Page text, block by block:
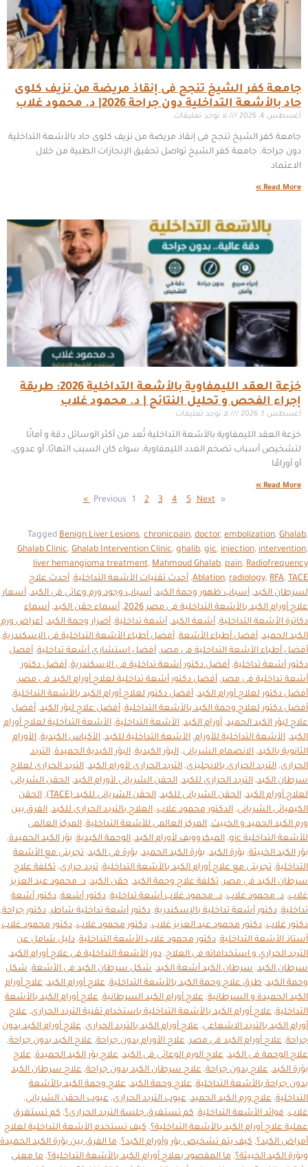
جامعة كفر الشيخ تنجح فى إنقاذ مريضة من نزيف كلوى
حاد بالأشعة التداخلية دون جراحة 2026| د. محمود غلاب
أغسطس 4, 2026 لا توجد تعليقات
جامعة كفر الشيخ تنجح فى إنقاذ مريضة من نزيف كلوى حاد بالأشعة التداخلية
دون جراحة. جامعة كفر الشيخ تواصل تحقيق الإنجازات الطبية من خلال
الاعتماد
Read More »
خزعة العقد الليمفاوية بالأشعة التداخلية 2026: طريقة
إجراء الفحص و تحليل النتائج | د. محمود غلاب
أغسطس 1, 2026 لا توجد تعليقات
خزعة العقد الليمفاوية بالأشعة التداخلية تُعد من أكثر الوسائل دقة و أمانًا
لتشخيص أسباب تضخم الغدد الليمفاوية، سواء كان السبب التهابًا، أو عدوى،
أو أورامًا
Read More »
« Previous
1 2 3 4 5 Next »
Tagged Benign Liver Lesions, chronicpain, doctor, embolization, Ghalab,
Ghalab Clinic, Ghalab Intervention Clinic, ghalib, gic, injection, intervention,
liver hemangioma treatment, Mahmoud Ghalab, pain, Radiofrequency
Ablation, radiology, RFA, TACE
, أحدث تقنيات الأشعة التداخلية, أحدث علاج
لسرطان الكبد, أسباب ظهور وحمة الكبد, أسباب وجود ورم وعائى فى الكبد, أسعار
علاج أورام الكبد بالأشعة التداخلية فى مصر 2026
, أسماء حقن الكبد, أسماء
دكاترة الأشعة التداخلية, أشعة الكبد, أشعة تداخلية, أضرار وحمة الكبد, أعراض ورم
الكبد الحميد, أفضل أطباء الأشعة, أفضل أطباء الأشعة التداخلية فى الإسكندرية,
أفضل أطباء الأشعة التداخلية فى مصر, أفضل استشارى أشعة تداخلية, أفضل
دكتور أشعة تداخلية, أفضل دكتور أشعة تداخلية فى الإسكندرية, أفضل دكتور
أشعة تداخلية فى مصر, أفضل دكتور أشعة تداخلية لعلاج أورام الكبد فى مصر,
أفضل دكتور لعلاج أورام الكبد, أفضل دكتور لعلاج أورام الكبد بالأشعة التداخلية,
أفضل دكتور لعلاج وحمة الكبد بالأشعة التداخلية, أفضل علاج لبؤر الكبد, أفضل
علاج لبؤر الكبد الحميد, أورام الكبد, الأشعة التداخلية, الأشعة التداخلية لعلاج أورام
الكبد, الأشعة التداخلية للأورام, الأشعة التداخلية للكبد, الأكياس الكبدية, الأورام
الثانوية بالكبد, الانصمام الشريانى, البؤر الكبدية, البؤر الكبدية الحميدة, التردد
الحرارى, التردد الحرارى بالانجليزى, التردد الحرارى لأورام الكبد, التردد الحرارى لعلاج
سرطان الكبد, التردد الحرارى للكبد, الحقن الشريانى لأورام الكبد, الحقن الشريانى
لعلاج أورام الكبد, الحقن الشريانى للكبد, الحقن الشريانى للكبد (TACE) , الحقن
الكيميائى الشريانى, الدكتور محمود غلاب, العلاج بالتردد الحرارى للكبد, الفرق بين
ورم الكبد الحميد و الخبيث, المركز العالمى للأشعة التداخلية, المركز العالمى
للأشعة التداخلية gic
, الميكروويف لأورام الكبد, الوحمة الكبدية, بؤر الكبد الحميدة,
بؤر الكبد الخبيثة, بؤرة الكبد, بؤرة الكبد الحميد, بؤرة فى الكبد, تجربتى مع الأشعة
التداخلية, تجربتى مع علاج أورام الكبد بالأشعة التداخلية, تردد حرارى, تكلفة علاج
سرطان الكبد فى مصر, تكلفة علاج وحمة الكبد, حقن الكبد, د. محمود عبد العزيز
غلاب, د. محمود غلاب, د. محمود غلاب أشعة تداخلية, دكتور أشعة, دكتور أشعة
تداخلية, دكتور أشعة تداخلية بالإسكندرية, دكتور أشعة تداخلية شاطر, دكتور جراحة,
دكتور غلاب, دكتور محمود عبد العزيز غلاب, دكتور محمود غلاب, دكتور محمود غلاب
أستاذ الأشعة التداخلية, دكتور محمود غلاب الأشعة التداخلية, دليل شامل عن
التردد الحراري و استخداماته فى العلاج, دور الأشعة التداخلية فى علاج أورام الكبد,
سرطان الكبد, سرطان الكبد أشعة الكبد, شكل سرطان الكبد فى الأشعة, شكل
وحمة الكبد, طرق علاج وحمة الكبد بالأشعة التداخلية, علاج أورام الكبد, علاج أورام
الكبد الحميدة و السرطانية, علاج أورام الكبد السرطانية, علاج أورام الكبد بالأشعة
التداخلية, علاج أورام الكبد بالأشعة التداخلية باستخدام تقنية التردد الحرارى, علاج
أورام الكبد بالتردد الاشعاعى, علاج أورام الكبد بالتردد الحرارى, علاج أورام الكبد بدون
جراحة, علاج أورام الكبد فى مصر, علاج الأورام بدون جراحة, علاج الكبد بدون جراحة,
علاج الوحمة فى الكبد, علاج الورم الوعائى فى الكبد, علاج بؤر الكبد الحميدة, علاج
بؤرة الكبد, علاج بدون جراحة, علاج سرطان الكبد بدون جراحة, علاج سرطان الكبد
بدون جراحة بالأشعة التداخلية, علاج وحمة الكبد, علاج وحمة الكبد بالأشعة
التداخلية, علاج ورم الكبد الحميد, عيوب التردد الحرارى, عيوب الحقن الشريانى,
غلاب, فوائد الأشعة التداخلية, كم تستغرق جلسة التردد الحرارى؟, كم تستغرق
عملية علاج أورام الكبد بالأشعة التداخلية؟, كيف تستخدم الأشعة التداخلية لعلاج
أمراض الكبد؟, كيف يتم تشخيص بؤر وأورام الكبد؟, ما الفرق بين بؤرة الكبد الحميدة
وبؤرة الكبد الخبيثة؟, ما المقصود بعلاج أورام الكبد بالأشعة التداخلية؟, ما معنى